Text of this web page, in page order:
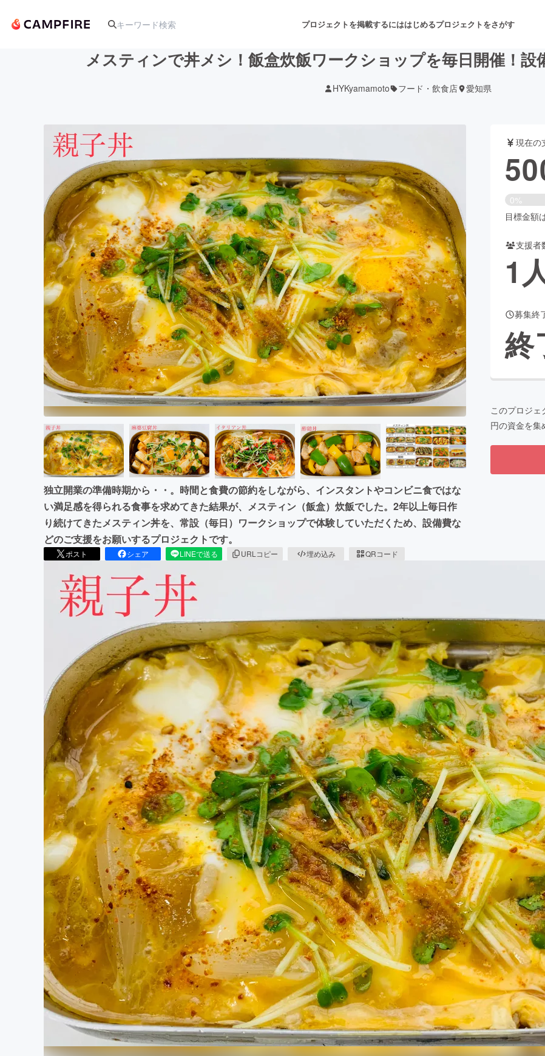
プロジェクトを掲載するにははじめるプロジェクトをさがす
アート・写真 舞台・パフォーマンス
テクノロジー・ガジェット ゲーム・サービス開発
映像・映画 書籍・雑誌出版 アニメ・漫画
ビジネス・起業 チャレンジ ビューティー・ヘルスケ
まちづくり・地域活性化
CAMPFIRE for Social GoodCAMPFIRE Creation
CAMPFIREふるさと納税machi-yaコミュニティ
メスティンで丼メシ！飯盒炊飯ワークショップを毎日開催！
HYKyamamoto フード・飲食店 愛知県
独立開業の準備時期から・・。時間と食費の節約をしながら、インスタントやコンビニ食ではな
い満足感を得られる食事を求めてきた結果が、メスティン（飯盒）炊飯でした。2年以上毎日作
り続けてきたメスティン丼を、常設（毎日）ワークショップで体験していただくため、設備費な
どのご支援をお願いするプロジェクトです。
ポスト シェア LINEで送る URLコピー 埋め込み QRコード
現在の
0%
目標金額
支援者
1
募集終
終
このプロジェ
円の資金を集